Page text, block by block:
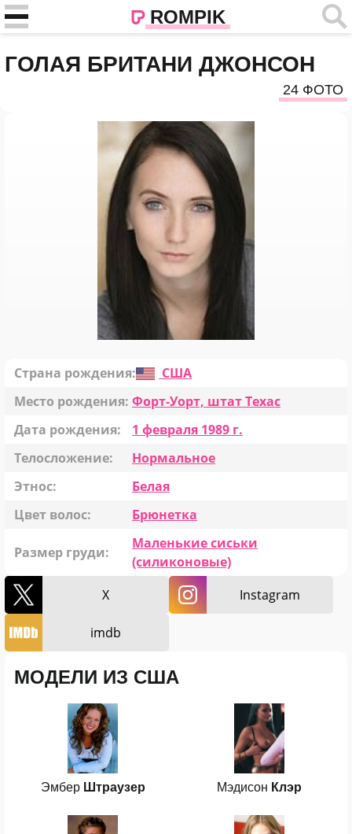
ROMPIK
ГОЛАЯ БРИТАНИ ДЖОНСОН
24 ФОТО
Страна рождения:
США
Место рождения: Форт-Уорт, штат Техас
Дата рождения:
1 февраля 1989 г.
Телосложение:
Нормальное
Этнос:
Белая
Цвет волос:
Брюнетка
Размер груди:
Маленькие сиськи
(силиконовые)
X
Instagram
imdb
МОДЕЛИ ИЗ США
Эмбер Штраузер Мэдисон Клэр